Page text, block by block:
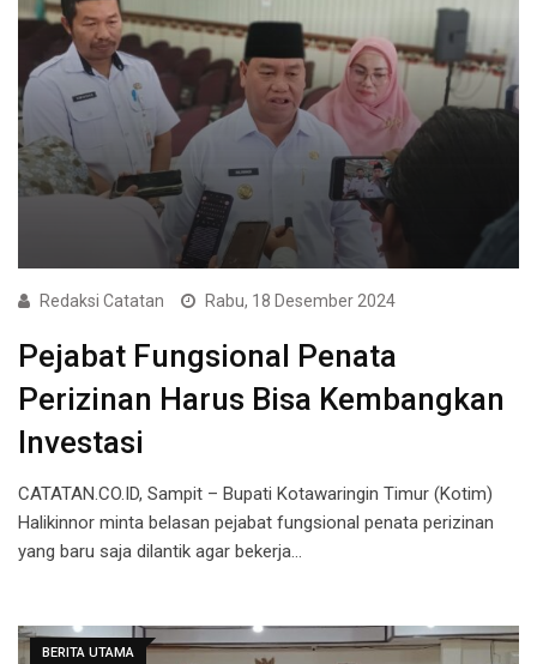
Redaksi Catatan Rabu, 18 Desember 2024
Pejabat Fungsional Penata
Perizinan Harus Bisa Kembangkan
Investasi
CATATAN.CO.ID, Sampit – Bupati Kotawaringin Timur (Kotim)
Halikinnor minta belasan pejabat fungsional penata perizinan
yang baru saja dilantik agar bekerja…
BERITA UTAMA